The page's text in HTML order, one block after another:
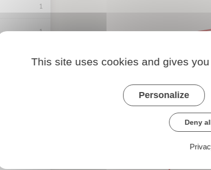
1
1
1
This site uses cookies and gives
Personalize
Deny